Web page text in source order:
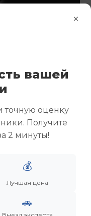
Мы даем вещам
×
вашей
точную оценку
Получите
2 минуты!
💰
Лучшая цена
🚗